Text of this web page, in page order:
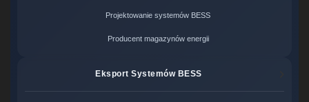
Projektowanie systemów BESS
Producent magazynów energii
Eksport Systemów BESS